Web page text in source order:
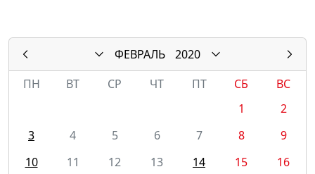
ФЕВРАЛЬ
2020
ПН
ВТ СР ЧТ ПТ СБ
ВС
1
2
3
4 5 6 7 8
9
10
11 12 13 14 15
16